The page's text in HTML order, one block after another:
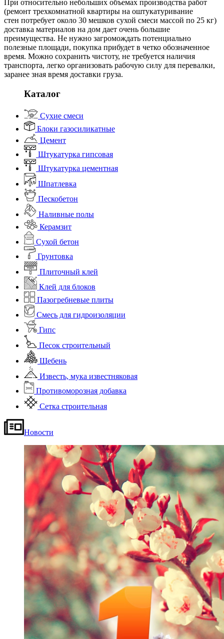
При относительно небольших объемах производства работ
(ремонт трехкомнатной квартиры на оштукатуривание
стен потребует около 30 мешков сухой смеси массой по 25 кг)
доставка материалов на дом дает очень большие
преимущества. Не нужно загромождать потенциально
полезные площади, покупка прибудет в четко обозначенное
время. Можно сохранить чистоту, не требуется наличия
транспорта, легко организовать рабочую силу для перевалки,
заранее зная время доставки груза.
Каталог
Сухие смеси
Блоки газосиликатные
Цемент
Штукатурка гипсовая
Штукатурка цементная
Шпатлевка
Пескобетон
Наливные полы
Керамзит
Сухой бетон
Грунтовка
Плиточный клей
Клей для блоков
Пазогребневые плиты
Смесь для гидроизоляции
Гипс
Песок строительный
Щебень
Известь, мука известняковая
Противоморозная добавка
Сетка строительная
Новости